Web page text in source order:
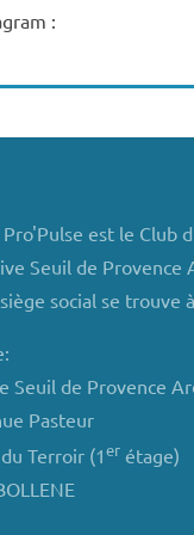
:
Pro'Pulse est le Club
Seuil de Provence
social se trouve
Seuil de Provence
Pasteur
Terroir (1erétage)